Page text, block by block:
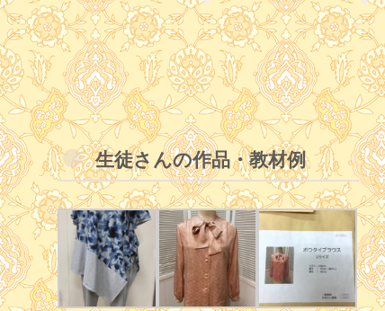
生徒さんの作品・教材例